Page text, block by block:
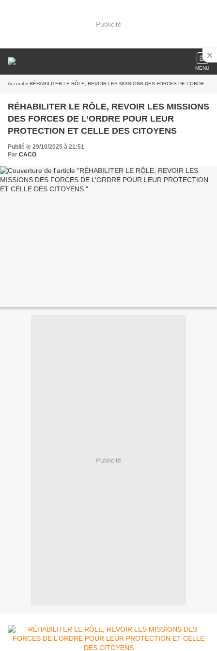
Publicité
MENU
Accueil » RÉHABILITER LE RÔLE, REVOIR LES MISSIONS DES FORCES DE L’ORDRE POUR LEUR PROTECTION ET CELLE DES CITOYENS
RÉHABILITER LE RÔLE, REVOIR LES MISSIONS
DES FORCES DE L’ORDRE POUR LEUR
PROTECTION ET CELLE DES CITOYENS
Publié le 29/10/2025 à 21:51
Par CACO
Publicité